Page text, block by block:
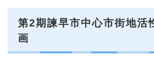
第2期諫早市中心市街地活
画